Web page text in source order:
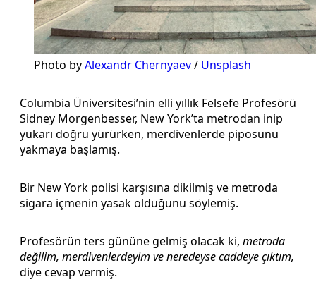
Photo by Alexandr Chernyaev / Unsplash
Columbia Üniversitesi’nin elli yıllık Felsefe Profesörü
Sidney Morgenbesser, New York’ta metrodan inip
yukarı doğru yürürken, merdivenlerde piposunu
yakmaya başlamış.
Bir New York polisi karşısına dikilmiş ve metroda
sigara içmenin yasak olduğunu söylemiş.
Profesörün ters gününe gelmiş olacak ki, metroda
değilim, merdivenlerdeyim ve neredeyse caddeye çıktım,
diye cevap vermiş.